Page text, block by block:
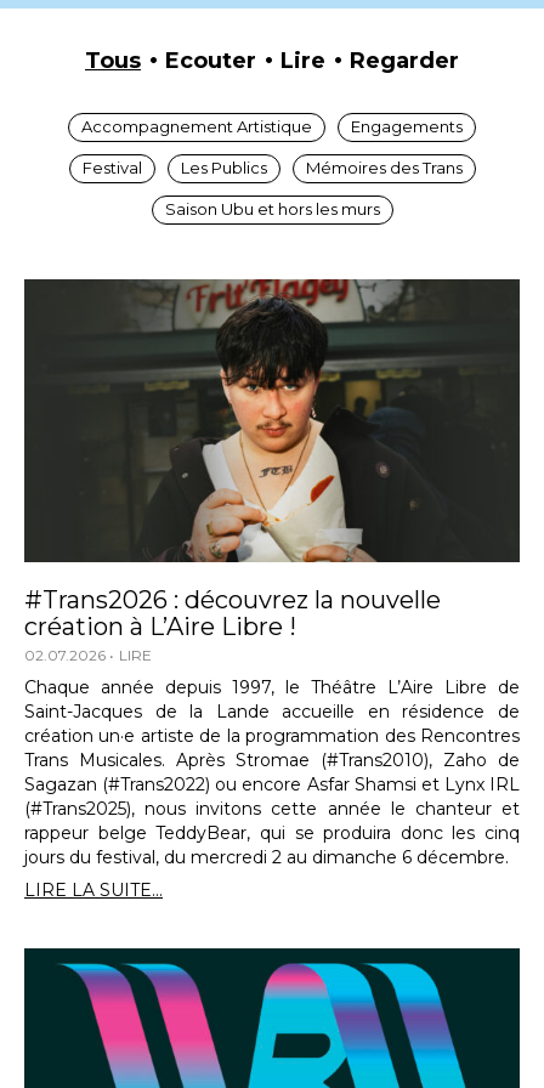
Tous Ecouter Lire Regarder
Accompagnement Artistique Engagements
Festival Les Publics Mémoires des Trans
Saison Ubu et hors les murs
#Trans2026 : découvrez la nouvelle
création à L’Aire Libre !
02.07.2026 LIRE
Chaque année depuis 1997, le Théâtre L’Aire Libre de
Saint-Jacques de la Lande accueille en résidence de
création un·e artiste de la programmation des Rencontres
Trans Musicales. Après Stromae (#Trans2010), Zaho de
Sagazan (#Trans2022) ou encore Asfar Shamsi et Lynx IRL
(#Trans2025), nous invitons cette année le chanteur et
rappeur belge TeddyBear, qui se produira donc les cinq
jours du festival, du mercredi 2 au dimanche 6 décembre.
LIRE LA SUITE...